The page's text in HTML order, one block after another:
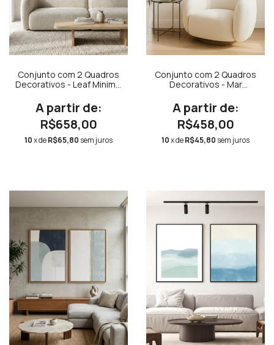
Conjunto com 2 Quadros
Decorativos - Leaf Minimal
R$658,00
10x deR$65,80 sem juros
Conjunto com 2 Quadros
Decorativos - Mar
Quadrado
R$458,00
10x deR$45,80 sem juros